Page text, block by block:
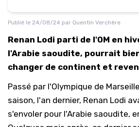
Publié le 24/08/24 par Quentin Verchère
Renan Lodi parti de l'OM en
l'Arabie saoudite, pourrait
changer de continent et
Passé par l'Olympique de Marseille
saison, l'an dernier, Renan Lodi
s'envoler pour l'Arabie saoudite,